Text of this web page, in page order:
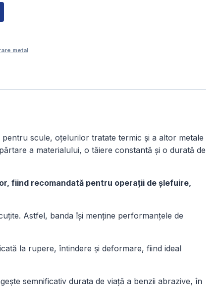
metal
scule, oțelurilor tratate termic și a altor metale
a materialului, o tăiere constantă și o durată de
fiind recomandată pentru operații de șlefuire,
Astfel, banda își menține performanțele de
la rupere, întindere și deformare, fiind ideal
semnificativ durata de viață a benzii abrazive, în